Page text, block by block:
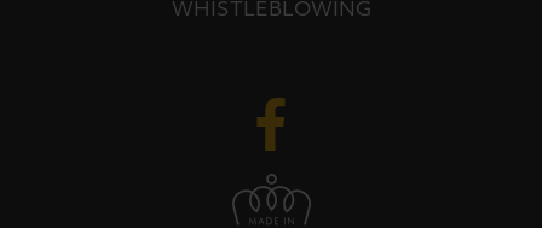
WHISTLEBLOWING